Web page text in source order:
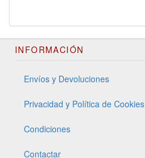
INFORMACIÓN
Envíos y Devoluciones
Privacidad y Política de Cookies
Condiciones
Contactar